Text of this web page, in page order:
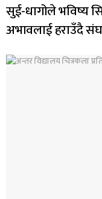
सुई-धागोले भविष्य
अभावलाई हराउँदै